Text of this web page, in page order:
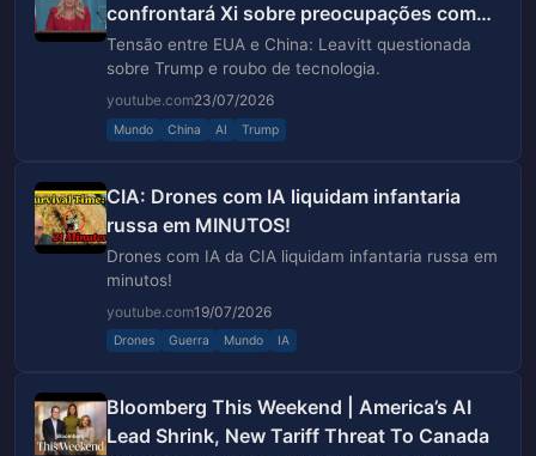
confrontará Xi sobre preocupações com
roubo de tecnologia...
Tensão entre EUA e China: Leavitt questionada
sobre Trump e roubo de tecnologia.
youtube.com23/07/2026
Mundo China AI Trump
CIA: Drones com IA liquidam infantaria
russa em MINUTOS!
Drones com IA da CIA liquidam infantaria russa em
minutos!
youtube.com19/07/2026
Drones Guerra Mundo IA
Bloomberg This Weekend | America’s AI
Lead Shrink, New Tariff Threat To Canada